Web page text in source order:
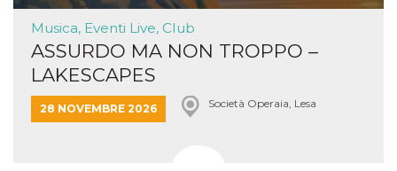
Musica, Eventi Live, Club
ASSURDO MA NON TROPPO –
LAKESCAPES
28 NOVEMBRE 2026 Società Operaia, Lesa